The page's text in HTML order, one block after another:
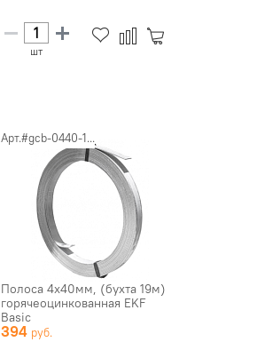
шт
Арт.#gcb-0440-1...
Полоса 4х40мм, (бухта 19м)
горячеоцинкованная EKF
Basic
394